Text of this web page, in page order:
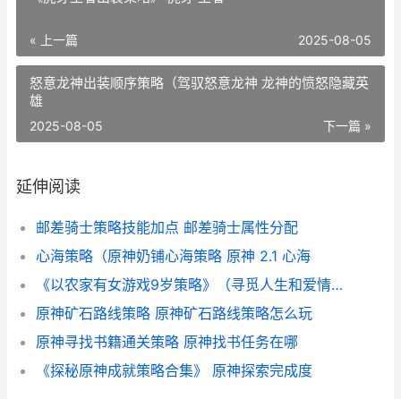
« 上一篇 2025-08-05
怒意龙神出装顺序策略（驾驭怒意龙神 龙神的愤怒隐藏英
雄
下一篇 »
2025-08-05
延伸阅读
邮差骑士策略技能加点 邮差骑士属性分配
心海策略（原神奶铺心海策略 原神 2.1 心海
《以农家有女游戏9岁策略》（寻觅人生和爱情的奇妙冒险 农家有女来种田
原神矿石路线策略 原神矿石路线策略怎么玩
原神寻找书籍通关策略 原神找书任务在哪
《探秘原神成就策略合集》 原神探索完成度